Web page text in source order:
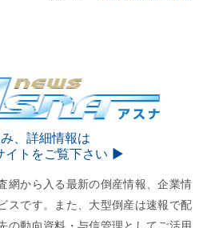
、詳細情報は
イトをご覧下さい ▶︎
網から入る最新の倒産情報、企業情
スです。また、大型倒産は速報で配
の動向資料・与信管理としてご活用